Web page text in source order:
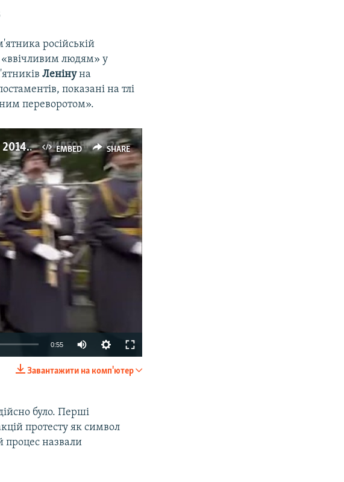
російській
«ввічливим людям» у
Ленінуна
показані на тлі
переворотом».
EMBED SHARE
«Що було б, якби ми не прийшли на референдум у 2014 році?» – агітація «Крым 24» (відео)
0:55
Завантажити на комп'ютер
було. Перші
протесту як символ
процес назвали